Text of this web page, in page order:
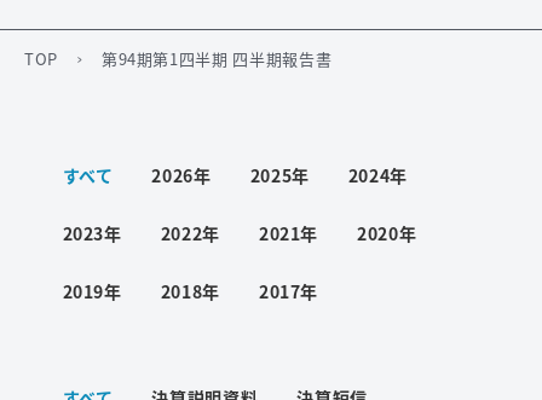
ワード検索
お問い合わせ
TOP 第94期第1四半期 四半期報告書
すべて 2026年 2025年 2024年
2023年 2022年 2021年 2020年
2019年 2018年 2017年